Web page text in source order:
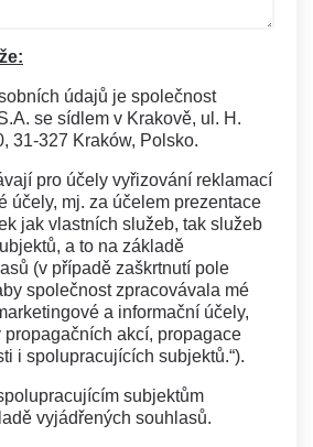
údajů je společnost
se sídlem v Krakově, ul. H.
31-327 Kraków, Polsko.
pro účely vyřizování reklamací
účely, mj. za účelem prezentace
jak vlastních služeb, tak služeb
a to na základě
(v případě zaškrtnutí pole
společnost zpracovávala mé
a informační účely,
propagačních akcí, propagace
i spolupracujících subjektů.“).
subjektům
vyjádřených souhlasů.